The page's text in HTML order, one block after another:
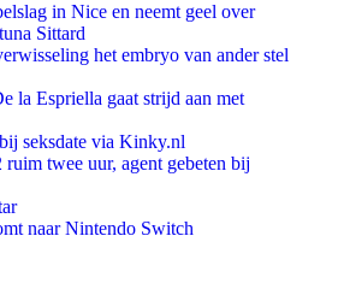
in Nice en neemt geel over
Sittard
het embryo van ander stel
la Espriella gaat strijd aan met
seksdate via Kinky.nl
twee uur, agent gebeten bij
naar Nintendo Switch